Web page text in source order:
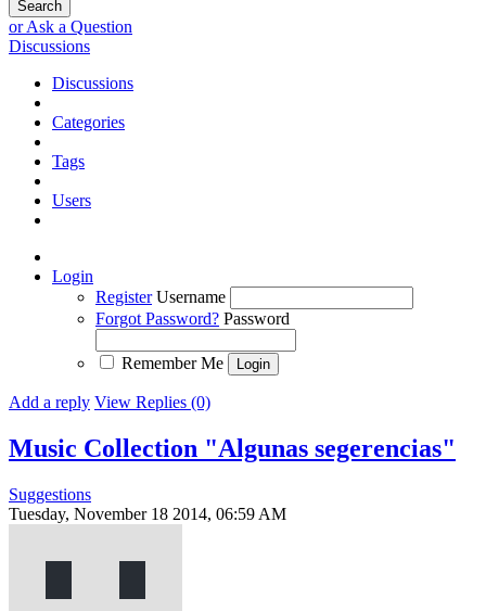
Search
or Ask a Question
Discussions
Discussions
Categories
Tags
Users
Login
Register Username
Forgot Password? Password
Remember Me
Add a reply View Replies (0)
Music Collection "Algunas segerencias"
Suggestions
Tuesday, November 18 2014, 06:59 AM